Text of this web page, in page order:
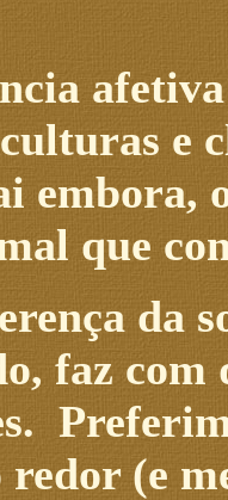
e
embora,
que
da
faz com
redor (e